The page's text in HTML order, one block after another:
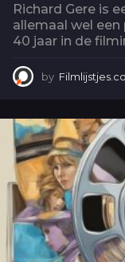
Richard Gere is
allemaal wel
40 jaar in de
by